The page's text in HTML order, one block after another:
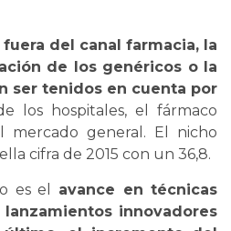
del canal farmacia, la
de los genéricos o la
ser tenidos en cuenta por
los hospitales, el fármaco
general. El nicho
cifra de 2015 con un 36,8.
es el avance en técnicas
innovadores